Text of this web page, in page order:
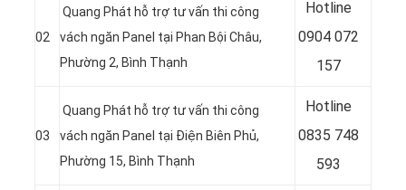
02
Quang Phát hỗ trợ tư vấn thi công
vách ngăn Panel tại Phan Bội Châu,
Phường 2, Bình Thạnh
Hotline
0904 072
157
03
Quang Phát hỗ trợ tư vấn thi công
vách ngăn Panel tại Điện Biên Phủ,
Phường 15, Bình Thạnh
Hotline
0835 748
593